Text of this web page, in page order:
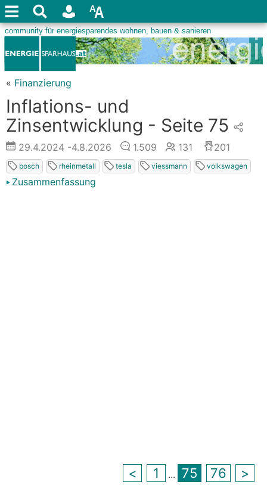
« Finanzierung
Inflations- und
Zinsentwicklung - Seite 75
29.4.2024 -4.8.2026 1.509 131 201
bosch rheinmetall tesla viessmann volkswagen
Zusammenfassung
< 1 ... 75 76 >